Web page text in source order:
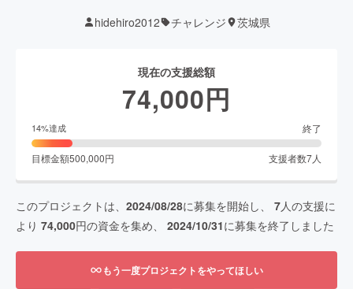
hidehiro2012 チャレンジ 茨城県
現在の支援総額
74,000円
14%達成 終了
目標金額500,000円 支援者数7人
このプロジェクトは、 2024/08/28に募集を開始し、 7人の支援に
より 74,000円の資金を集め、 2024/10/31に募集を終了しました
もう一度プロジェクトをやってほしい